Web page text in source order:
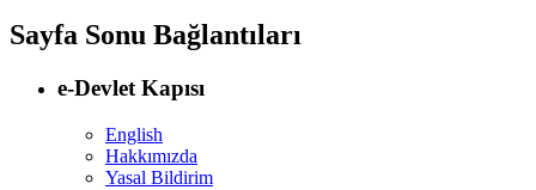
Sayfa Sonu Bağlantıları
e-Devlet Kapısı
English
Hakkımızda
Yasal Bildirim